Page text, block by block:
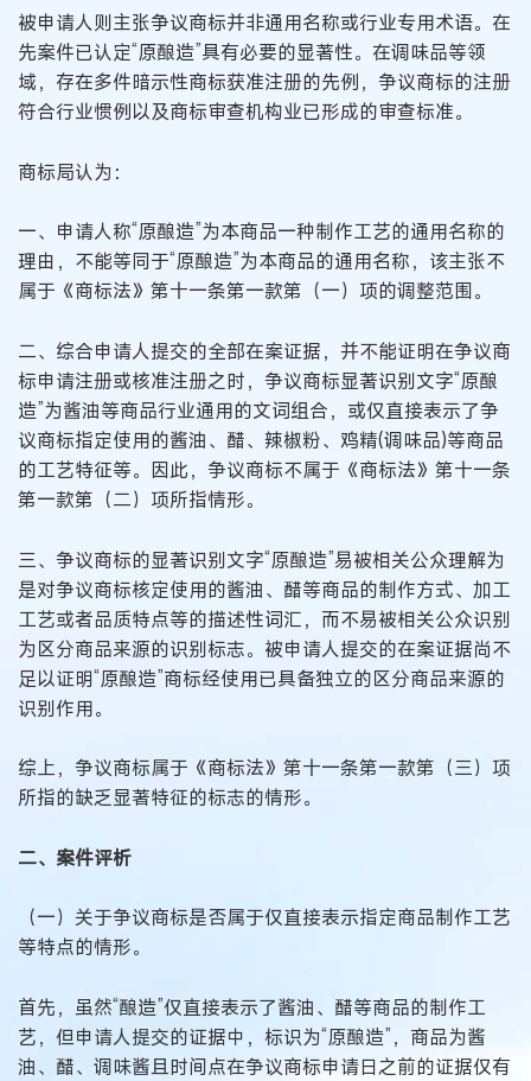
被申请人则主张争议商标并非通用名称或行业专用术语。在
先案件已认定“原酿造”具有必要的显著性。在调味品等领
域，存在多件暗示性商标获准注册的先例，争议商标的注册
符合行业惯例以及商标审查机构业已形成的审查标准。
商标局认为：
一、申请人称“原酿造”为本商品一种制作工艺的通用名称的
理由，不能等同于“原酿造”为本商品的通用名称，该主张不
属于《商标法》第十一条第一款第（一）项的调整范围。
二、综合申请人提交的全部在案证据，并不能证明在争议商
标申请注册或核准注册之时，争议商标显著识别文字“原酿
造”为酱油等商品行业通用的文词组合，或仅直接表示了争
议商标指定使用的酱油、醋、辣椒粉、鸡精(调味品)等商品
的工艺特征等。因此，争议商标不属于《商标法》第十一条
第一款第（二）项所指情形。
三、争议商标的显著识别文字“原酿造”易被相关公众理解为
是对争议商标核定使用的酱油、醋等商品的制作方式、加工
工艺或者品质特点等的描述性词汇，而不易被相关公众识别
为区分商品来源的识别标志。被申请人提交的在案证据尚不
足以证明“原酿造”商标经使用已具备独立的区分商品来源的
识别作用。
综上，争议商标属于《商标法》第十一条第一款第（三）项
所指的缺乏显著特征的标志的情形。
二、案件评析
（一）关于争议商标是否属于仅直接表示指定商品制作工艺
等特点的情形。
首先，虽然“酿造”仅直接表示了酱油、醋等商品的制作工
艺，但申请人提交的证据中，标识为“原酿造”，商品为酱
油、醋、调味酱且时间点在争议商标申请日之前的证据仅有